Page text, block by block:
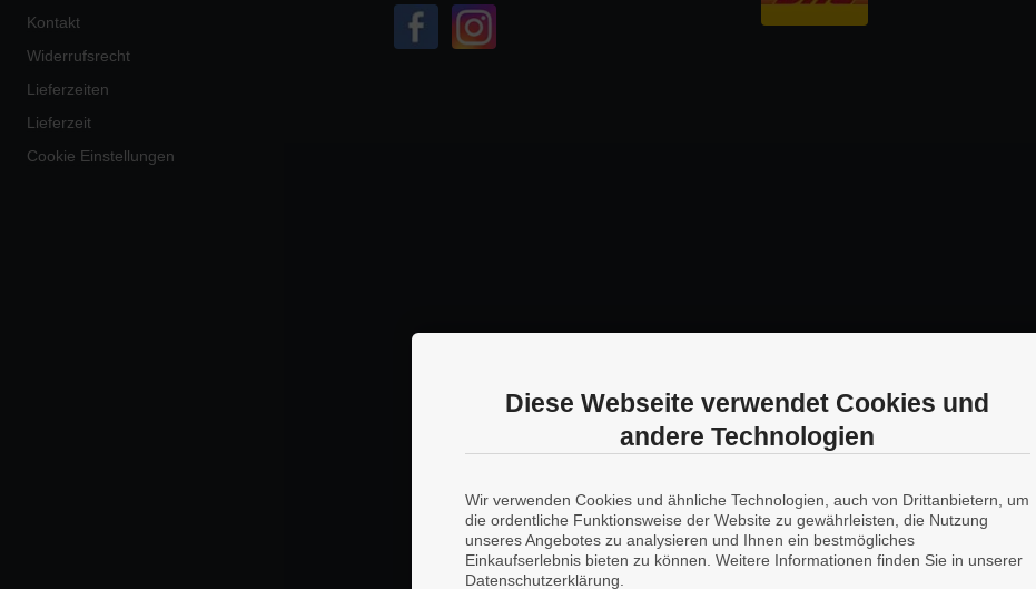
Kontakt
Widerrufsrecht
Lieferzeiten
Lieferzeit
Cookie Einstellungen
Diese Webseite verwendet Cookies und
andere Technologien
Wir verwenden Cookies und ähnliche Technologien, auch von Drittanbietern, um
die ordentliche Funktionsweise der Website zu gewährleisten, die Nutzung
unseres Angebotes zu analysieren und Ihnen ein bestmögliches
Einkaufserlebnis bieten zu können. Weitere Informationen finden Sie in unserer
Datenschutzerklärung.